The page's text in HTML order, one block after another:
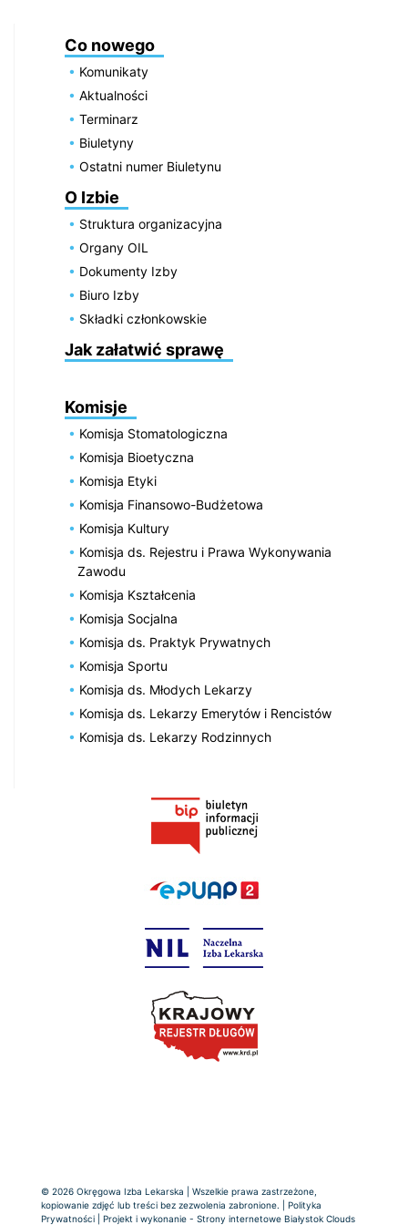
Co nowego
Komunikaty
Aktualności
Terminarz
Biuletyny
Ostatni numer Biuletynu
O Izbie
Struktura organizacyjna
Organy OIL
Dokumenty Izby
Biuro Izby
Składki członkowskie
Jak załatwić sprawę
Komisje
Komisja Stomatologiczna
Komisja Bioetyczna
Komisja Etyki
Komisja Finansowo-Budżetowa
Komisja Kultury
Komisja ds. Rejestru i Prawa Wykonywania
Zawodu
Komisja Kształcenia
Komisja Socjalna
Komisja ds. Praktyk Prywatnych
Komisja Sportu
Komisja ds. Młodych Lekarzy
Komisja ds. Lekarzy Emerytów i Rencistów
Komisja ds. Lekarzy Rodzinnych
© 2026 Okręgowa Izba Lekarska | Wszelkie prawa zastrzeżone,
kopiowanie zdjęć lub treści bez zezwolenia zabronione. | Polityka
Prywatności | Projekt i wykonanie - Strony internetowe Białystok Clouds